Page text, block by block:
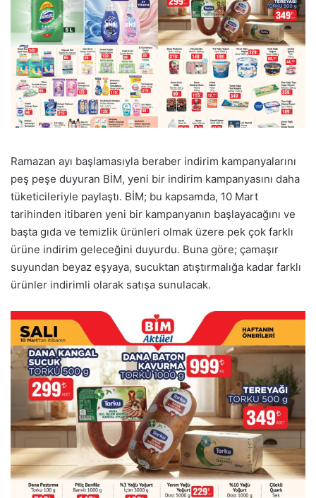
Ramazan ayı başlamasıyla beraber indirim kampanyalarını
peş peşe duyuran BİM, yeni bir indirim kampanyasını daha
tüketicileriyle paylaştı. BİM; bu kapsamda, 10 Mart
tarihinden itibaren yeni bir kampanyanın başlayacağını ve
başta gıda ve temizlik ürünleri olmak üzere pek çok farklı
ürüne indirim geleceğini duyurdu. Buna göre; çamaşır
suyundan beyaz eşyaya, sucuktan atıştırmalığa kadar farklı
ürünler indirimli olarak satışa sunulacak.